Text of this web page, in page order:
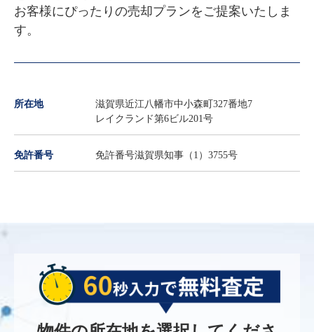
お客様にぴったりの売却プランをご提案いたしま
す。
所在地
滋賀県近江八幡市中小森町327番地7
レイクランド第6ビル201号
免許番号 免許番号滋賀県知事（1）3755号